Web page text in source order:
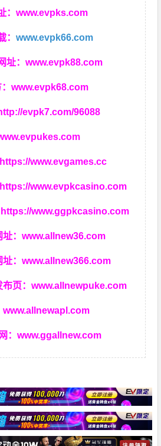
：www.evpks.com
：www.evpk66.com
址：www.evpk88.com
：www.evpk68.com
evpk7.com/96088
https://www.evgames.cc
https://www.evpkcasino.com
https://www.ggpkcasino.com
址：www.allnew36.com
址：www.allnew366.com
布页：www.allnewpuke.com
www.allnewapl.com
：www.ggallnew.com